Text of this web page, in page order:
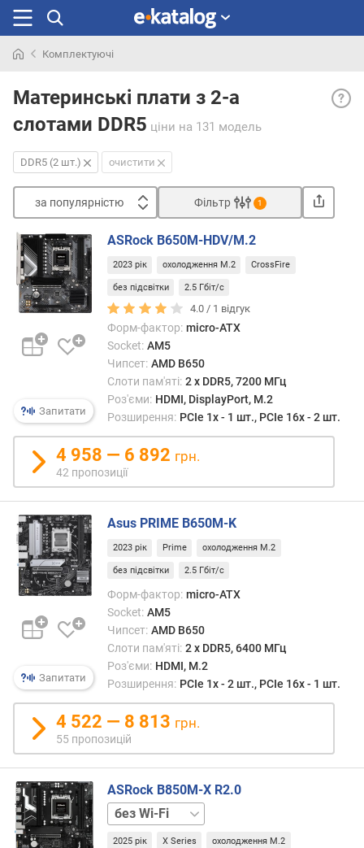
раніше
Комплектуючі
Материнські плати з 2-а
слотами DDR5 ціни на 131 модель
DDR5
(2
DDR
2020
року.
в
DDR4
DDR5 (2 шт.) очистити
за популярністю
з
а
п
о
у
л
н
і
с
т
ю
в
і
д
д
е
ш
в
и
д
о
о
г
и
х
Фільтр 1
Запитати
ASRock B650M-HDV/M.2
2023 рік охолодження M.2 CrossFire
без підсвітки 2.5 Гбіт/с
4.0 / 1 відгук
Форм-фактор: micro-ATX
Socket: AM5
Чипсет: AMD B650
Слоти пам'яті: 2 х DDR5, 7200 МГц
Роз'єми: HDMI, DisplayPort, M.2
Розширення: PCIe 1x - 1 шт., PCIe 16x - 2 шт.
4 958 — 6 892 грн.
42 пропозиції
Запитати
Asus PRIME B650M-K
2023 рік Prime охолодження M.2
без підсвітки 2.5 Гбіт/с
Форм-фактор: micro-ATX
Socket: AM5
Чипсет: AMD B650
Слоти пам'яті: 2 х DDR5, 6400 МГц
Роз'єми: HDMI, M.2
Розширення: PCIe 1x - 2 шт., PCIe 16x - 1 шт.
4 522 — 8 813 грн.
55 пропозицій
ASRock B850M-X R2.0
Wi-
Fi2025 рік X Series охолодження M.2